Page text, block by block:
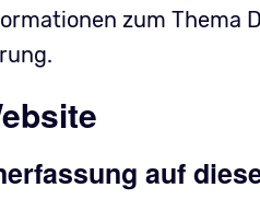
zum Thema
auf